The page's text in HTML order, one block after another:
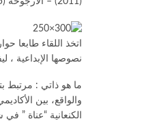
اتخذ اللقاء طابعا
نصوصها الإبداعية ،
ما هو ذاتي : مرتبط
والواقع، بين
الكنعانية “عناة ”